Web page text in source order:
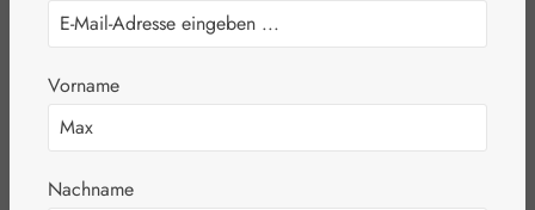
Bildergalerie überspringen
Vorname
Nachname